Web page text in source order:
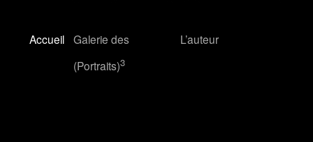
Accueil Galerie des
(Portraits)3
L’auteur